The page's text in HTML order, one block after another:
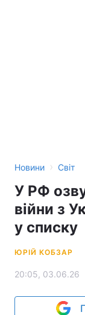
Новини › Світ
У РФ
війни з
у списку
ЮРІЙ КОБЗАР
20:05, 03.06.26